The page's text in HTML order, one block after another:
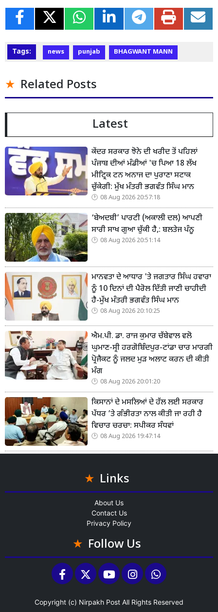
Tags: news punjab BHAGWANT MANN
Related Posts
Latest
ਕੇਂਦਰ ਸਰਕਾਰ ਝੋਨੇ ਦੀ ਖਰੀਦ ਤੋਂ ਪਹਿਲਾਂ
ਪੰਜਾਬ ਦੀਆਂ ਮੰਡੀਆਂ 'ਚ ਪਿਆ 18 ਲੱਖ
ਮੀਟ੍ਰਿਕ ਟਨ ਅਨਾਜ ਦਾ ਪੁਰਾਣਾ ਸਟਾਕ
ਚੁੱਕੇਗੀ: ਮੁੱਖ ਮੰਤਰੀ ਭਗਵੰਤ ਸਿੰਘ ਮਾਨ
08 Aug 2026 20:57:18
‘ਬੇਅਦਬੀ’ ਪਾਰਟੀ (ਅਕਾਲੀ ਦਲ) ਆਪਣੀ
ਸਾਰੀ ਸਾਖ ਗੁਆ ਚੁੱਕੀ ਹੈ,: ਬਲਤੇਜ ਪੰਨੂ
08 Aug 2026 20:51:14
ਮਾਨਵਤਾ ਦੇ ਆਧਾਰ 'ਤੇ ਜਗਤਾਰ ਸਿੰਘ ਹਵਾਰਾ
ਨੂੰ 10 ਦਿਨਾਂ ਦੀ ਪੈਰੋਲ ਦਿੱਤੀ ਜਾਣੀ ਚਾਹੀਦੀ
ਹੈ-ਮੁੱਖ ਮੰਤਰੀ ਭਗਵੰਤ ਸਿੰਘ ਮਾਨ
08 Aug 2026 20:10:25
ਐਮ.ਪੀ. ਡਾ. ਰਾਜ ਕੁਮਾਰ ਚੱਬੇਵਾਲ ਵਲੋ
ਘੁਮਾਣ-ਸ੍ਰੀ ਹਰਗੋਬਿੰਦਪੁਰ-ਟਾਂਡਾ ਚਾਰ ਮਾਰਗੀ
ਪ੍ਰੋਜੈਕਟ ਨੂੰ ਜਲਦ ਮੁੜ ਅਲਾਟ ਕਰਨ ਦੀ ਕੀਤੀ
ਮੰਗ
08 Aug 2026 20:01:20
ਕਿਸਾਨਾਂ ਦੇ ਮਸਲਿਆਂ ਦੇ ਹੱਲ ਲਈ ਸਰਕਾਰ
ਪੱਧਰ ’ਤੇ ਗੰਭੀਰਤਾ ਨਾਲ ਕੀਤੀ ਜਾ ਰਹੀ ਹੈ
ਵਿਚਾਰ ਚਰਚਾ: ਸਪੀਕਰ ਸੰਧਵਾਂ
08 Aug 2026 19:47:14
Links
About Us
Contact Us
Privacy Policy
Follow Us
Copyright (c) Nirpakh Post All Rights Reserved